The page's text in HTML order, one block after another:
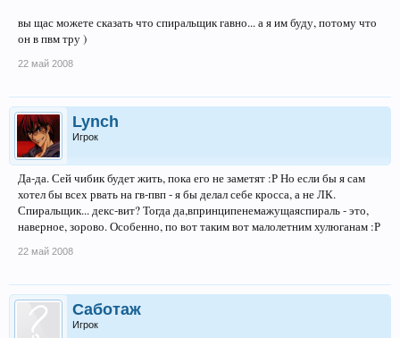
вы щас можете сказать что спиральщик гавно... а я им буду, потому что
он в пвм тру )
22 май 2008
Lynch
Игрок
Да-да. Сей чибик будет жить, пока его не заметят :Р Но если бы я сам
хотел бы всех рвать на гв-пвп - я бы делал себе кросса, а не ЛК.
Спиральщик... декс-вит? Тогда да,впринципенемажущаяспираль - это,
наверное, зорово. Особенно, по вот таким вот малолетним хулюганам :Р
22 май 2008
Саботаж
Игрок